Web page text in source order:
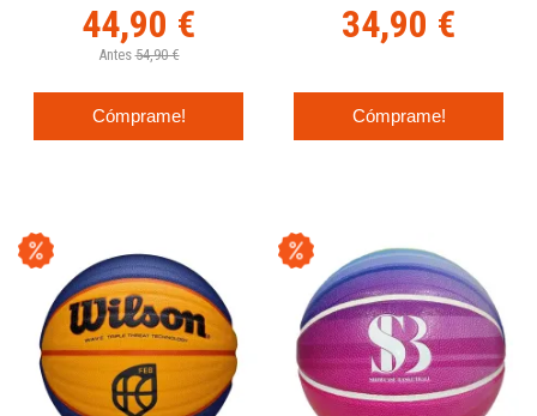
44,90 €
Antes 54,90 €
Cómprame!
34,90 €
Cómprame!